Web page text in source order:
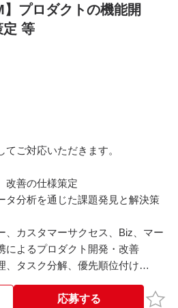
定量データをもとに仮説を立て、
度を判断し、プロダクトとして形
、CS・Biz・マーケティングなど
が最大限の成果を出せるよう推
】プロダクトの機能開
定 等
ご対応いただきます。
改善の仕様策定
タ分析を通じた課題発見と解決策
、カスタマーサクセス、Biz、マー
によるプロダクト開発・改善
、タスク分解、優先順位付け
果を発揮できる環境の構築、マネ
応募する お気